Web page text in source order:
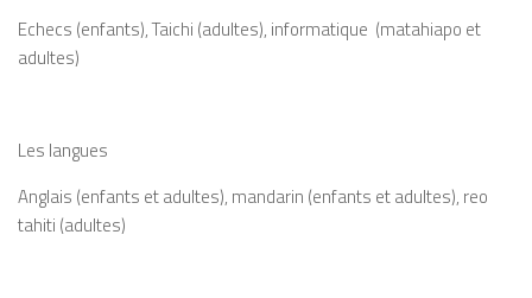
Echecs (enfants), Taichi (adultes), informatique (matahiapo et
adultes)
Les langues
Anglais (enfants et adultes), mandarin (enfants et adultes), reo
tahiti (adultes)